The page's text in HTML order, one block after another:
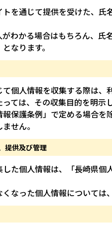
を通じて提供を受けた、
わかる場合はもちろん、
なります。
個人情報を収集する際は、
ては、その収集目的を明示
報保護条例」で定める場合
せん。
提供及び管理
た個人情報は、「長崎県
なった個人情報については